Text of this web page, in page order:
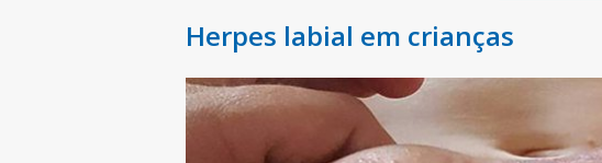
Herpes labial em crianças